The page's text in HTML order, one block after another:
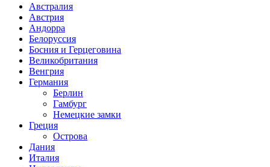
Австралия
Австрия
Андорра
Белоруссия
Босния и Герцеговина
Великобритания
Венгрия
Германия
Берлин
Гамбург
Немецкие замки
Греция
Острова
Дания
Италия